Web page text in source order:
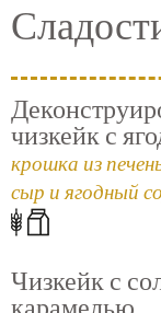
чизкейк с
крошка из
сыр и ягодный
Чизкейк с